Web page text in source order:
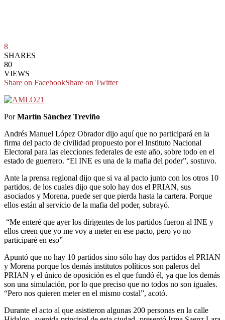
8
SHARES
80
VIEWS
Share on FacebookShare on Twitter
Por ​Martín Sánchez Treviño
Andrés Manuel López Obrador dijo aquí que no participará en la
firma del pacto de civilidad propuesto por el Instituto Nacional
Electoral para las elecciones federales de este año, sobre todo en el
estado de guerrero. “El INE es una de la mafia del poder”, sostuvo.
Ante la prensa regional dijo que si va al pacto junto con los otros 10
partidos, de los cuales dijo que solo hay dos el PRIAN, sus
asociados y Morena, puede ser que pierda hasta la cartera. Porque
ellos están al servicio de la mafia del poder, subrayó.
“Me enteré que ayer los dirigentes de los partidos fueron al INE y
ellos creen que yo me voy a meter en ese pacto, pero yo no
participaré en eso”
Apuntó que no hay 10 partidos sino sólo hay dos partidos el PRIAN
y Morena porque los demás institutos políticos son paleros del
PRIAN y el único de oposición es el que fundó él, ya que los demás
son una simulación, por lo que preciso que no todos no son iguales.
“Pero nos quieren meter en el mismo costal”, acotó.
Durante el acto al que asistieron algunas 200 personas en la calle